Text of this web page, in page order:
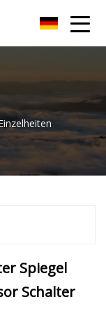
Spiegel
Schalter